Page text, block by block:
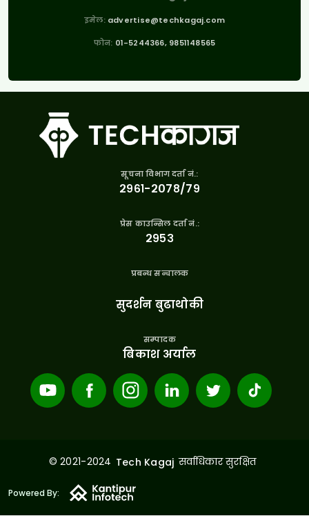
इमेल: advertise@techkagaj.com
फोन: 01-5244366, 9851148565
सूचना विभाग दर्ता नं.:
२९६१-२०७८/७९
प्रेस काउन्सिल दर्ता नं.:
२९५३
प्रबन्ध सन्चालक
सुदर्शन बुढाथोकी
सम्पादक
बिकाश अर्याल
© 2021-2024 Tech Kagaj सर्वाधिकार सुरक्षित
Powered By: